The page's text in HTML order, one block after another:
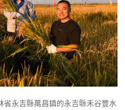
省永吉縣萬昌鎮的永吉縣禾谷豐水